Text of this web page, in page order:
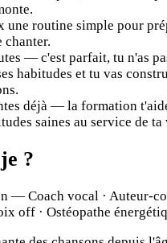
une routine simple pour
chanter.
— c'est parfait, tu n'as
habitudes et tu vas
déjà — la formation
saines au service de
?
— Coach vocal · Auteur-
off · Ostéopathe